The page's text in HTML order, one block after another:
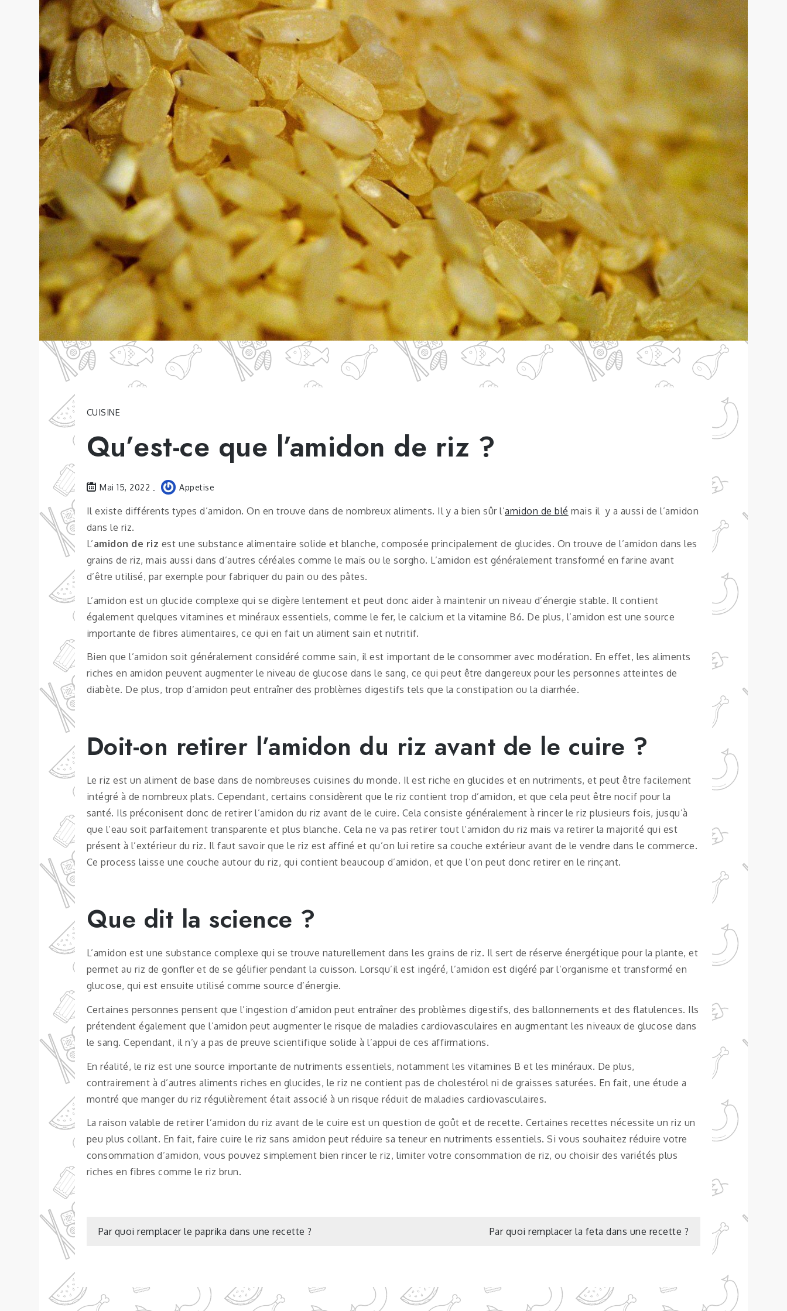
CUISINE
Qu’est-ce que l’amidon de riz ?
Mai 15, 2022 Appetise
Il existe différents types d’amidon. On en trouve dans de nombreux aliments. Il y a bien sûr l’amidon de blé mais il y a aussi de l’amidon
dans le riz.
L’amidon de riz est une substance alimentaire solide et blanche, composée principalement de glucides. On trouve de l’amidon dans les
grains de riz, mais aussi dans d’autres céréales comme le maïs ou le sorgho. L’amidon est généralement transformé en farine avant
d’être utilisé, par exemple pour fabriquer du pain ou des pâtes.
L’amidon est un glucide complexe qui se digère lentement et peut donc aider à maintenir un niveau d’énergie stable. Il contient
également quelques vitamines et minéraux essentiels, comme le fer, le calcium et la vitamine B6. De plus, l’amidon est une source
importante de fibres alimentaires, ce qui en fait un aliment sain et nutritif.
Bien que l’amidon soit généralement considéré comme sain, il est important de le consommer avec modération. En effet, les aliments
riches en amidon peuvent augmenter le niveau de glucose dans le sang, ce qui peut être dangereux pour les personnes atteintes de
diabète. De plus, trop d’amidon peut entraîner des problèmes digestifs tels que la constipation ou la diarrhée.
Doit-on retirer l’amidon du riz avant de le cuire ?
Le riz est un aliment de base dans de nombreuses cuisines du monde. Il est riche en glucides et en nutriments, et peut être facilement
intégré à de nombreux plats. Cependant, certains considèrent que le riz contient trop d’amidon, et que cela peut être nocif pour la
santé. Ils préconisent donc de retirer l’amidon du riz avant de le cuire. Cela consiste généralement à rincer le riz plusieurs fois, jusqu’à
que l’eau soit parfaitement transparente et plus blanche. Cela ne va pas retirer tout l’amidon du riz mais va retirer la majorité qui est
présent à l’extérieur du riz. Il faut savoir que le riz est affiné et qu’on lui retire sa couche extérieur avant de le vendre dans le commerce.
Ce process laisse une couche autour du riz, qui contient beaucoup d’amidon, et que l’on peut donc retirer en le rinçant.
Que dit la science ?
L’amidon est une substance complexe qui se trouve naturellement dans les grains de riz. Il sert de réserve énergétique pour la plante, et
permet au riz de gonfler et de se gélifier pendant la cuisson. Lorsqu’il est ingéré, l’amidon est digéré par l’organisme et transformé en
glucose, qui est ensuite utilisé comme source d’énergie.
Certaines personnes pensent que l’ingestion d’amidon peut entraîner des problèmes digestifs, des ballonnements et des flatulences. Ils
prétendent également que l’amidon peut augmenter le risque de maladies cardiovasculaires en augmentant les niveaux de glucose dans
le sang. Cependant, il n’y a pas de preuve scientifique solide à l’appui de ces affirmations.
En réalité, le riz est une source importante de nutriments essentiels, notamment les vitamines B et les minéraux. De plus,
contrairement à d’autres aliments riches en glucides, le riz ne contient pas de cholestérol ni de graisses saturées. En fait, une étude a
montré que manger du riz régulièrement était associé à un risque réduit de maladies cardiovasculaires.
La raison valable de retirer l’amidon du riz avant de le cuire est un question de goût et de recette. Certaines recettes nécessite un riz un
peu plus collant. En fait, faire cuire le riz sans amidon peut réduire sa teneur en nutriments essentiels. Si vous souhaitez réduire votre
consommation d’amidon, vous pouvez simplement bien rincer le riz, limiter votre consommation de riz, ou choisir des variétés plus
riches en fibres comme le riz brun.
Navigation
l’article
Par quoi remplacer le paprika dans une recette ? Par quoi remplacer la feta dans une recette ?